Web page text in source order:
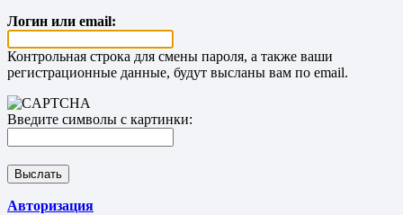
Логин или email:
Контрольная строка для смены пароля, а также ваши
регистрационные данные, будут высланы вам по email.
Введите символы с картинки:
Авторизация